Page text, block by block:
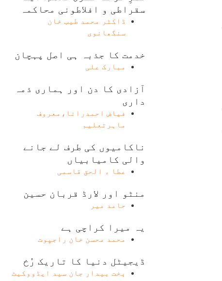
سقراطی و افلاطونی محاکمہ
ڈاکٹر محمد طیب خان
سنگھانوی
خدمت کا جذبہ ہی اصل پہچان
مبارک علی
آزادی کا دن اور ہماری ذمہ
داری
فیاض احمدرانا،معروف
ماہرتعلیم
ناکامیوں کی طرف لے جانے
والی کامیابیاں
عطا ء الحق قاسمی
منٹو اور لارڈ قربان حسین
حامد میر
یہ میرا کراچی ہے
محمد محسن خان راجپوت
ڈیجیٹل دنیا کا تاریک رُخ
بخت بیدار جان سید ایڈووکیٹ